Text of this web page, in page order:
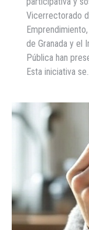
Vicerrectorado
de Granada y el
Pública han
Esta iniciativa